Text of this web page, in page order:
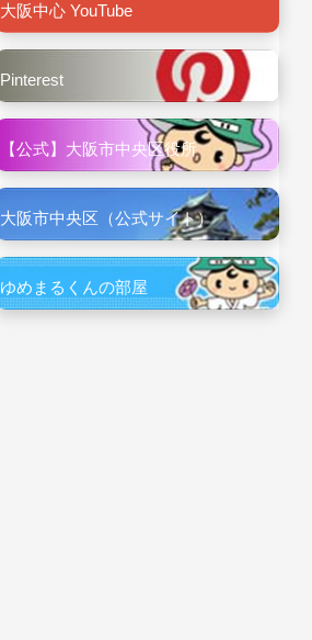
大阪中心 YouTube
Pinterest
【公式】大阪市中央区役所
大阪市中央区（公式サイト）
ゆめまるくんの部屋